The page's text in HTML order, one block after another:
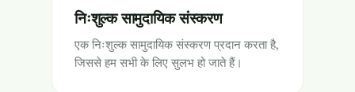
निःशुल्क सामुदायिक संस्करण
एक निःशुल्क सामुदायिक संस्करण प्रदान करता है,
जिससे हम सभी के लिए सुलभ हो जाते हैं।